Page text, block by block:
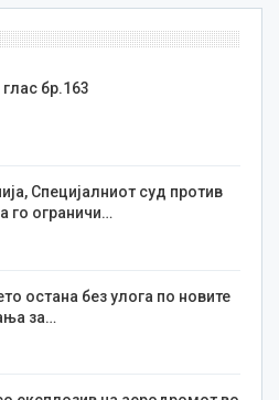
бр.163
Специјалниот суд против
го ограничи…
остана без улога по новите
за…